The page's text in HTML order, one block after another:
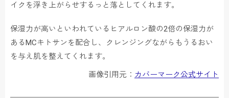
イクを浮き上がらせするっと落としてくれます。
保湿力が高いといわれているヒアルロン酸の2倍の保湿力が
あるMCキトサンを配合し、クレンジングながらもうるおい
を与え肌を整えてくれます。
画像引用元： カバーマーク公式サイト